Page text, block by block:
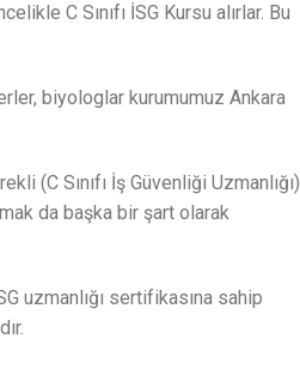
C Sınıfı İSG Kursu alırlar. Bu
biyologlar kurumumuz Ankara
(C Sınıfı İş Güvenliği Uzmanlığı)
da başka bir şart olarak
uzmanlığı sertifikasına sahip